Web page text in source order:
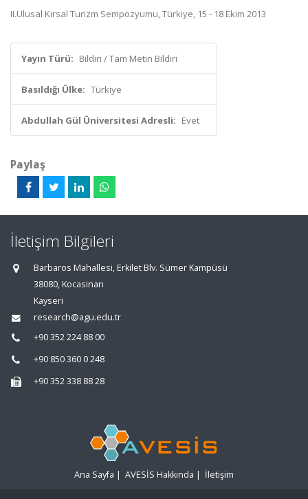
II.Ulusal Kırsal Turizm Sempozyumu, Türkiye, 15 - 18 Ekim 2013
Yayın Türü: Bildiri / Tam Metin Bildiri
Basıldığı Ülke: Türkiye
Abdullah Gül Üniversitesi Adresli: Evet
Paylaş
İletişim Bilgileri
Barbaros Mahallesi, Erkilet Blv. Sümer Kampüsü
38080, Kocasinan
Kayseri
research@agu.edu.tr
+90 352 224 88 00
+90 850 360 0 248
+90 352 338 88 28
Ana Sayfa | AVESİS Hakkında | İletişim